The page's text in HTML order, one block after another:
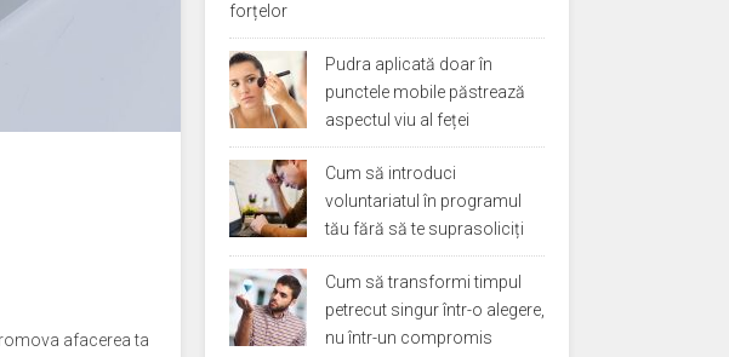
afacerea ta
forțelor
Pudra aplicată doar în
punctele mobile păstrează
aspectul viu al feței
Cum să introduci
voluntariatul în programul
tău fără să te suprasoliciți
Cum să transformi timpul
petrecut singur într-o alegere,
nu într-un compromis